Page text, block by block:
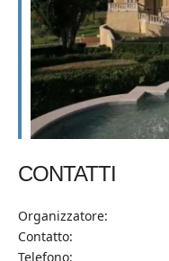
CONTATTI
Organizzatore:
Contatto:
Telefono: